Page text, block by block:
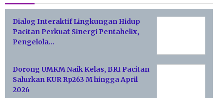
Dialog Interaktif Lingkungan Hidup
Pacitan Perkuat Sinergi Pentahelix,
Pengelola…
Dorong UMKM Naik Kelas, BRI Pacitan
Salurkan KUR Rp263 M hingga April
2026